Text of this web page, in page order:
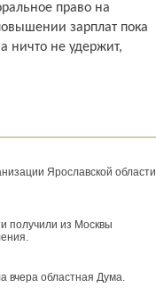
право на
зарплат пока
ничто не удержит,
Ярославской области
получили из Москвы
вчера областная Дума.